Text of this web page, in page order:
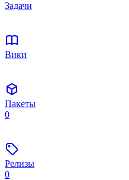
Задачи
Вики
Пакеты
0
Релизы
0